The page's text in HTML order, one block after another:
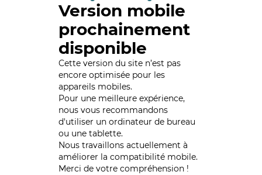
Version mobile
prochainement
disponible
Cette version du site n’est pas
encore optimisée pour les
appareils mobiles.
Pour une meilleure expérience,
nous vous recommandons
d'utiliser un ordinateur de bureau
ou une tablette.
Nous travaillons actuellement à
améliorer la compatibilité mobile.
Merci de votre compréhension !